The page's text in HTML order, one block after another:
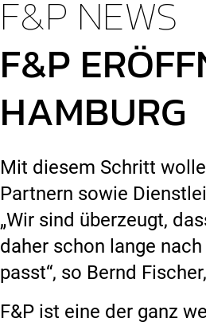
F&P NEWS
F&P
HAMBURG
Mit diesem Schritt
Partnern sowie
„Wir sind überzeugt,
daher schon lange
passt“, so Bernd
F&P ist eine der ganz